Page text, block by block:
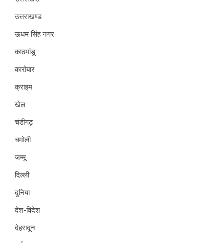
उत्तराखण्ड
ऊधम सिंह नगर
काठमांडू
कारोबार
क्राइम
खेल
चंडीगढ़
चमोली
जम्मू
दिल्ली
दुनिया
देश-विदेश
देहरादून